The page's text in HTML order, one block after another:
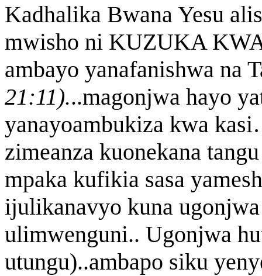
Kadhalika Bwana Yesu
mwisho ni KUZUKA
ambayo yanafanishwa na
21:11)...magonjwa hayo
yanayoambukiza kwa
zimeanza kuonekana
mpaka kufikia sasa
ijulikanavyo kuna
ulimwenguni.. Ugonjwa
utungu)..ambapo siku